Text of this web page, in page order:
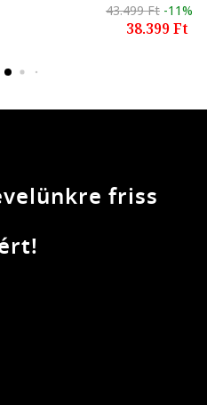
43.499 Ft -11%
38.399 Ft
friss